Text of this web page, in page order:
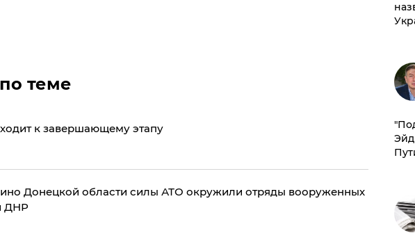
теме
к завершающему этапу
Донецкой области силы АТО окружили отряды вооруженных
ДНР